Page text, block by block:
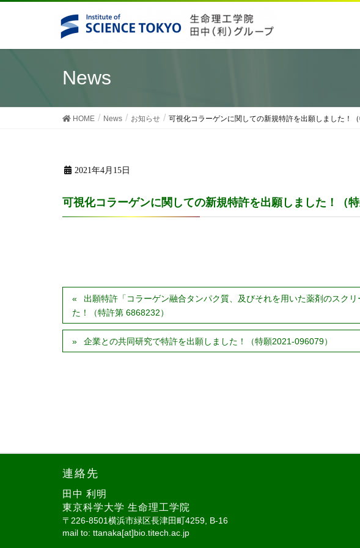
News
HOME News お知らせ 可視化コラーゲンに関しての新規特許を出願しました！
2021年4月15日
可視化コラーゲンに関しての新規特許を出願しました！（特
出願特許「コラーゲン融合タンパク質、及びそれを用いた薬剤のスク
た！（特許第 6868232）
企業との共同研究で特許を出願しました！（特願2021-096079）
連絡先
田中 利明
東京科学大学 生命理工学院
〒226-8501横浜市緑区長津田町4259, B-16
mail to: ttanaka[at]bio.titech.ac.jp